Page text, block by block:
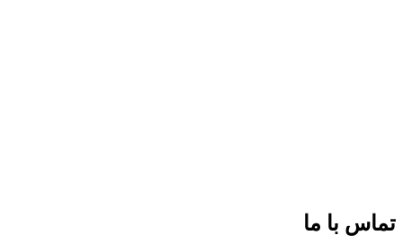
تماس با ما